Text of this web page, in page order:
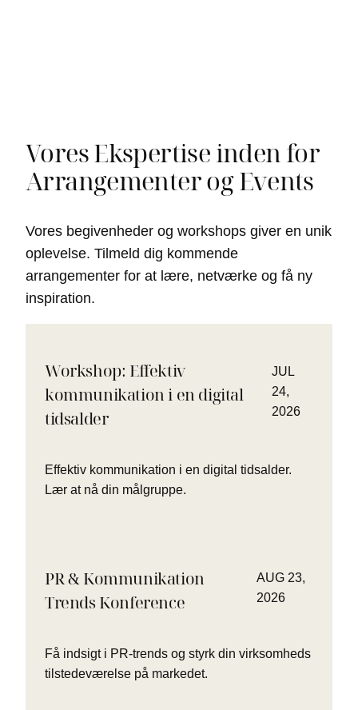
Vores Ekspertise inden for
Arrangementer og Events
Vores begivenheder og workshops giver en unik
oplevelse. Tilmeld dig kommende
arrangementer for at lære, netværke og få ny
inspiration.
Workshop: Effektiv
kommunikation i en digital
tidsalder
JUL
24,
2026
Effektiv kommunikation i en digital tidsalder.
Lær at nå din målgruppe.
PR & Kommunikation
Trends Konference
AUG 23,
2026
Få indsigt i PR-trends og styrk din virksomheds
tilstedeværelse på markedet.